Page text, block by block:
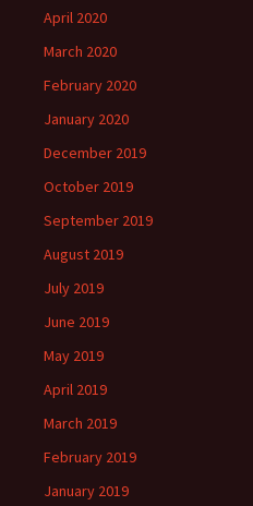
April 2020
March 2020
February 2020
January 2020
December 2019
October 2019
September 2019
August 2019
July 2019
June 2019
May 2019
April 2019
March 2019
February 2019
January 2019